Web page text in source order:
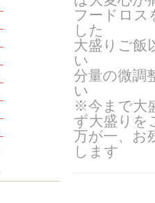
フードロス
した
大盛りご飯
い
分量の微調
い
※今まで大
ず大盛りを
万が一、お
します